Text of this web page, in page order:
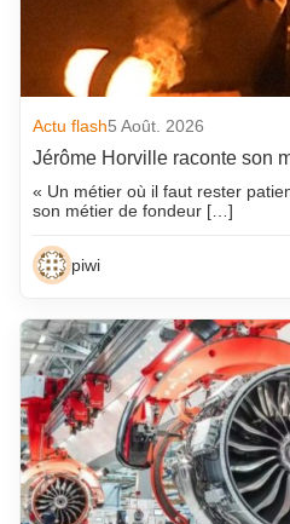
Actu flash5 Août. 2026
Jérôme Horville raconte son
« Un métier où il faut rester
son métier de fondeur […]
piwi